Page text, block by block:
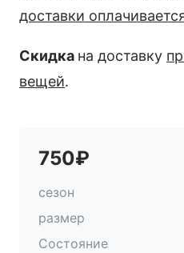
доставки
Скидка на доставку
вещей.
750₽
сезон
размер
Состояние